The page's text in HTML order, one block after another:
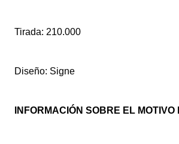
Tirada: 210.000
Diseño: Signe
INFORMACIÓN SOBRE EL